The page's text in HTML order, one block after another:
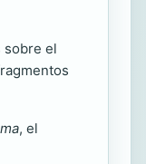
sobre el
, el